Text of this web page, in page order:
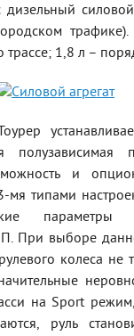
трафике).
1,8 л –
полузависимая
и
мя типами
При выборе
колеса не
на Sport
руль